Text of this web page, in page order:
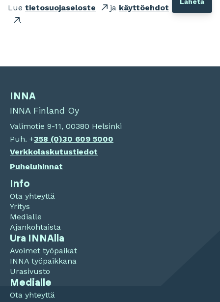
Lue tietosuojaseloste ja käyttöehdot
.
INNA
INNA Finland Oy
Valimotie 9-11, 00380 Helsinki
Puh. +358 (0)30 609 5000
Verkkolaskutustiedot
Puheluhinnat
Info
Ota yhteyttä
Yritys
Medialle
Ajankohtaista
Ura INNAlla
Avoimet työpaikat
INNA työpaikkana
Urasivusto
Medialle
Ota yhteyttä